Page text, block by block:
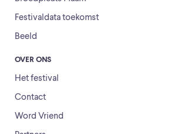
Festivaldata toekomst
Beeld
OVER ONS
Het festival
Contact
Word Vriend